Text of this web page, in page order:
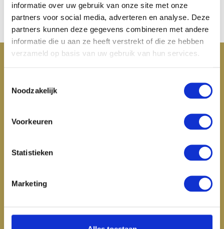
informatie over uw gebruik van onze site met onze
partners voor social media, adverteren en analyse. Deze
partners kunnen deze gegevens combineren met andere
informatie die u aan ze heeft verstrekt of die ze hebben
verzameld op basis van uw gebruik van hun services.
Noodzakelijk
Voorkeuren
Statistieken
Marketing
Desktops Alle categorieën
Klantenservice
Mijn account